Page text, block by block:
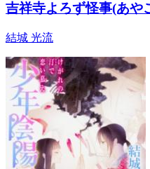
吉祥寺よろず怪事(あや
結城 光流